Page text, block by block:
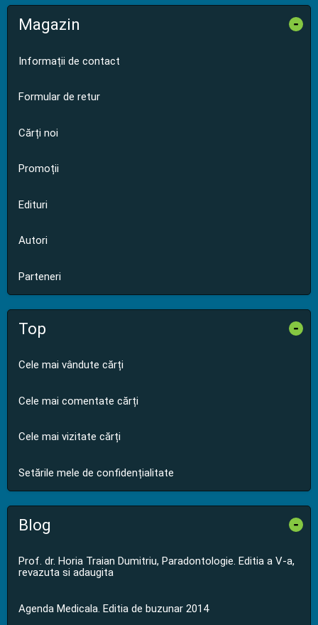
Magazin -
Informații de contact
Formular de retur
Cărți noi
Promoții
Edituri
Autori
Parteneri
Top -
Cele mai vândute cărți
Cele mai comentate cărți
Cele mai vizitate cărți
Setările mele de confidențialitate
Blog -
Prof. dr. Horia Traian Dumitriu, Paradontologie. Editia a V-a,
revazuta si adaugita
Agenda Medicala. Editia de buzunar 2014